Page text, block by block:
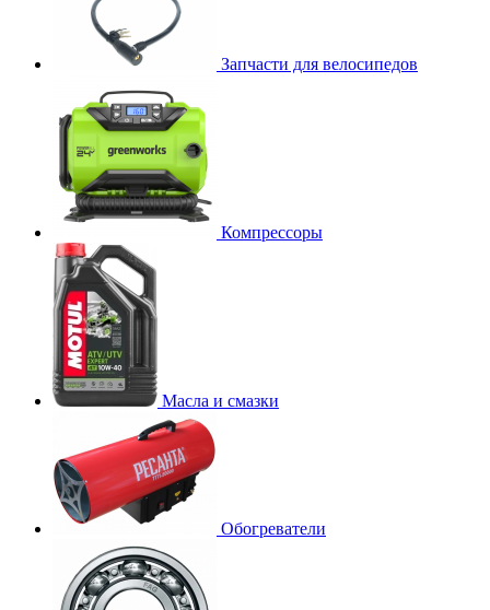
Запчасти для велосипедов
Компрессоры
Масла и смазки
Обогреватели